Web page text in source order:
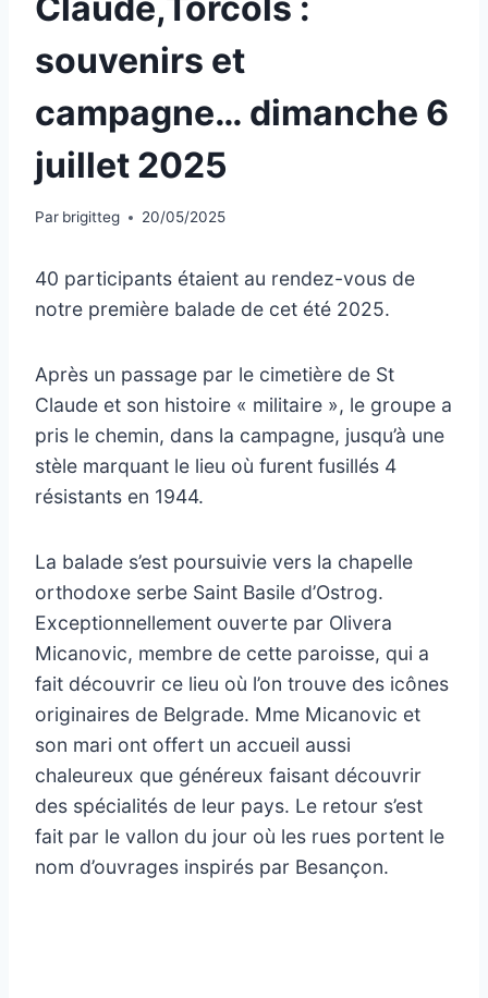
souvenirs et
campagne… dimanche 6
juillet 2025
Par brigitteg 20/05/2025
40 participants étaient au rendez-vous de
notre première balade de cet été 2025.
Après un passage par le cimetière de St
Claude et son histoire « militaire », le groupe a
pris le chemin, dans la campagne, jusqu’à une
stèle marquant le lieu où furent fusillés 4
résistants en 1944.
La balade s’est poursuivie vers la chapelle
orthodoxe serbe Saint Basile d’Ostrog.
Exceptionnellement ouverte par Olivera
Micanovic, membre de cette paroisse, qui a
fait découvrir ce lieu où l’on trouve des icônes
originaires de Belgrade. Mme Micanovic et
son mari ont offert un accueil aussi
chaleureux que généreux faisant découvrir
des spécialités de leur pays. Le retour s’est
fait par le vallon du jour où les rues portent le
nom d’ouvrages inspirés par Besançon.